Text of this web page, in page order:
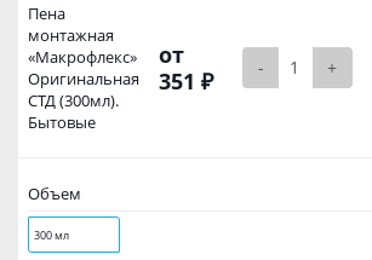
Пена
монтажная
«Макрофлекс»
Оригинальная
СТД (300мл).
Бытовые
от
351 ₽
- +
Объем
300 мл